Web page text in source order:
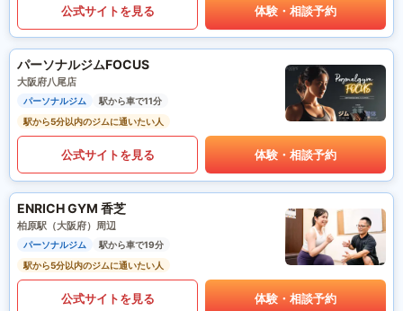
公式サイトを見る 体験・相談予約
パーソナルジムFOCUS
大阪府八尾店
パーソナルジム
駅から車で11分
駅から5分以内のジムに通いたい人
公式サイトを見る 体験・相談予約
ENRICH GYM 香芝
柏原駅（大阪府）周辺
パーソナルジム
駅から車で19分
駅から5分以内のジムに通いたい人
公式サイトを見る 体験・相談予約